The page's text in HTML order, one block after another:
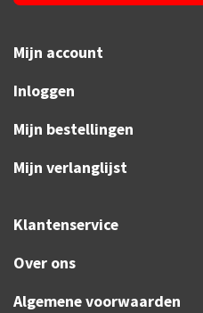
Mijn account
Inloggen
Mijn bestellingen
Mijn verlanglijst
Klantenservice
Over ons
Algemene voorwaarden